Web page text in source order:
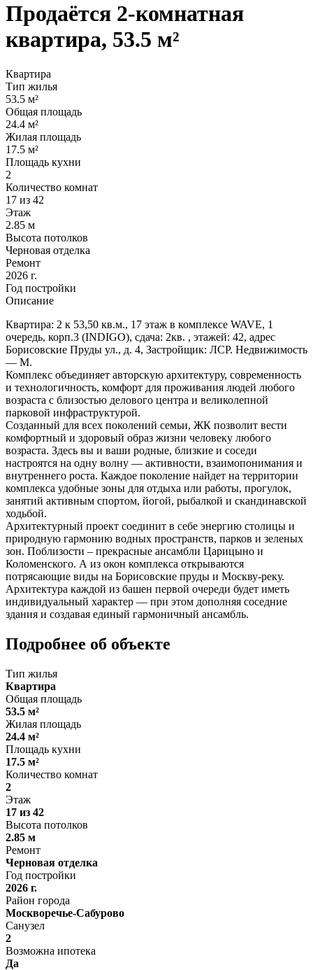
Продаётся 2-комнатная
квартира, 53.5 м²
Квартира
Тип жилья
53.5 м²
Общая площадь
24.4 м²
Жилая площадь
17.5 м²
Площадь кухни
2
Количество комнат
17 из 42
Этаж
2.85 м
Высота потолков
Черновая отделка
Ремонт
2026 г.
Год постройки
Описание
Квартира: 2 к 53,50 кв.м., 17 этаж в комплексе WAVE, 1
очередь, корп.3 (INDIGO), сдача: 2кв. , этажей: 42, адрес
Борисовские Пруды ул., д. 4, Застройщик: ЛСР. Недвижимость
— М.
Комплекс объединяет авторскую архитектуру, современность
и технологичность, комфорт для проживания людей любого
возраста с близостью делового центра и великолепной
парковой инфраструктурой.
Созданный для всех поколений семьи, ЖК позволит вести
комфортный и здоровый образ жизни человеку любого
возраста. Здесь вы и ваши родные, близкие и соседи
настроятся на одну волну — активности, взаимопонимания и
внутреннего роста. Каждое поколение найдет на территории
комплекса удобные зоны для отдыха или работы, прогулок,
занятий активным спортом, йогой, рыбалкой и скандинавской
ходьбой.
Архитектурный проект соединит в себе энергию столицы и
природную гармонию водных пространств, парков и зеленых
зон. Поблизости – прекрасные ансамбли Царицыно и
Коломенского. А из окон комплекса открываются
потрясающие виды на Борисовские пруды и Москву-реку.
Архитектура каждой из башен первой очереди будет иметь
индивидуальный характер — при этом дополняя соседние
здания и создавая единый гармоничный ансамбль.
Подробнее об объекте
Тип жилья
Квартира
Общая площадь
53.5 м²
Жилая площадь
24.4 м²
Площадь кухни
17.5 м²
Количество комнат
2
Этаж
17 из 42
Высота потолков
2.85 м
Ремонт
Черновая отделка
Год постройки
2026 г.
Район города
Москворечье-Сабурово
Санузел
2
Возможна ипотека
Да